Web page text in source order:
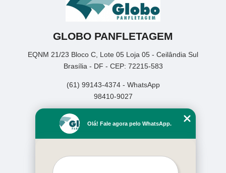
GLOBO PANFLETAGEM
EQNM 21/23 Bloco C, Lote 05 Loja 05 - Ceilândia Sul
Brasília - DF - CEP: 72215-583
(61) 99143-4374 - WhatsApp
98410-9027
Empresa
Missão
Olá! Fale agora pelo WhatsApp.